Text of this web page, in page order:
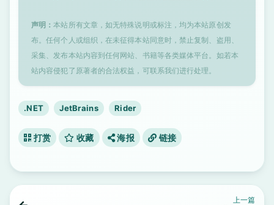
声明：本站所有文章，如无特殊说明或标注，均为本站原创发
布。任何个人或组织，在未征得本站同意时，禁止复制、盗用、
采集、发布本站内容到任何网站、书籍等各类媒体平台。如若本
站内容侵犯了原著者的合法权益，可联系我们进行处理。
.NET JetBrains Rider
打赏 收藏 海报 链接
上一篇